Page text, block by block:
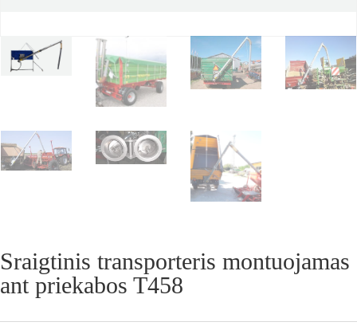
Sraigtinis transporteris montuojamas
ant priekabos T458